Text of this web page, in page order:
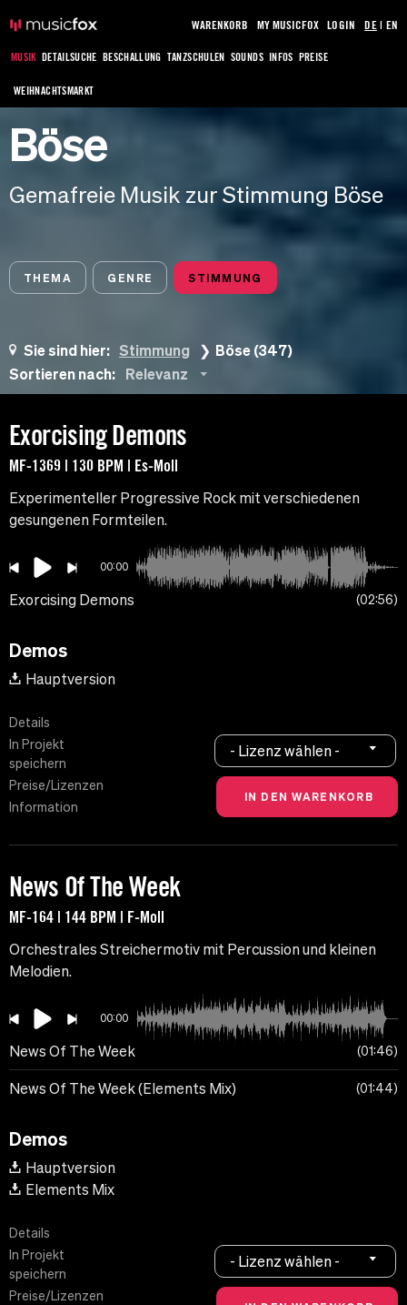
MUSIK DETAILSUCHE BESCHALLUNG TANZSCHULEN SOUNDS INFOS PREISE
WEIHNACHTSMARKT
WARENKORB MY MUSICFOX LOGIN DE| EN
Böse
Gemafreie Musik zur Stimmung Böse
THEMA GENRE STIMMUNG
Sie sind hier: Stimmung
Böse (347)
Sortieren nach:
Relevanz
Exorcising Demons
MF-1369 | 130 BPM | Es-Moll
Experimenteller Progressive Rock mit verschiedenen
gesungenen Formteilen.
00:00
Exorcising Demons 02:56
Demos
Hauptversion
Details
In Projekt
speichern
Preise/Lizenzen
Information
- Lizenz wählen -
News Of The Week
MF-164 | 144 BPM | F-Moll
Orchestrales Streichermotiv mit Percussion und kleinen
Melodien.
00:00
News Of The Week 01:46
News Of The Week (Elements Mix) 01:44
Demos
Hauptversion
Elements Mix
Details
In Projekt
speichern
Preise/Lizenzen
- Lizenz wählen -